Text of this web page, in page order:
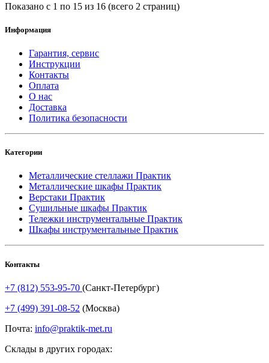
Показано с 1 по 15 из 16 (всего 2 страниц)
Информация
Гарантия, сервис
Инструкции
Контакты
Оплата
О нас
Доставка
Политика безопасности
Категории
Металлические стеллажи Практик
Металлические шкафы Практик
Верстаки Практик
Сушильные шкафы Практик
Тележки инструментальные Практик
Шкафы инструментальные Практик
Контакты
+7 (812) 553-95-70 (Санкт-Петербург)
+7 (499) 391-08-52 (Москва)
Почта: info@praktik-met.ru
Склады в других городах: